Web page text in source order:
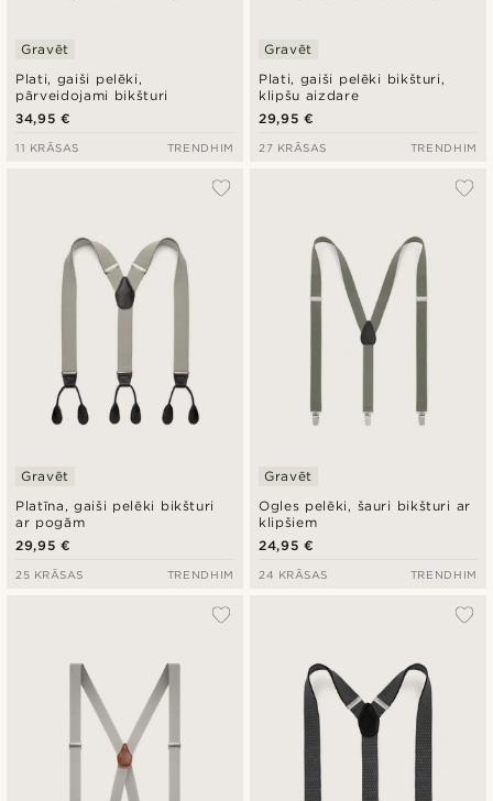
Plati, gaiši pelēki,
pārveidojami bikšturi
Gravēt
34,95 €
11 KRĀSAS TRENDHIM
Plati, gaiši pelēki bikšturi,
klipšu aizdare
Gravēt
29,95 €
27 KRĀSAS TRENDHIM
Platīna, gaiši pelēki bikšturi
ar pogām
Gravēt
29,95 €
25 KRĀSAS TRENDHIM
Ogles pelēki, šauri bikšturi ar
klipšiem
Gravēt
24,95 €
24 KRĀSAS TRENDHIM